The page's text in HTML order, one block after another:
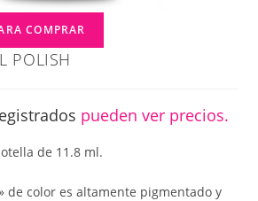
COMPRAR
POLISH
pueden ver precios.
de 11.8 ml.
de color es altamente pigmentado y